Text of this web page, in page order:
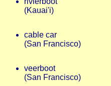
(Kauai'i)
cable car
(San Francisco)
veerboot
(San Francisco)